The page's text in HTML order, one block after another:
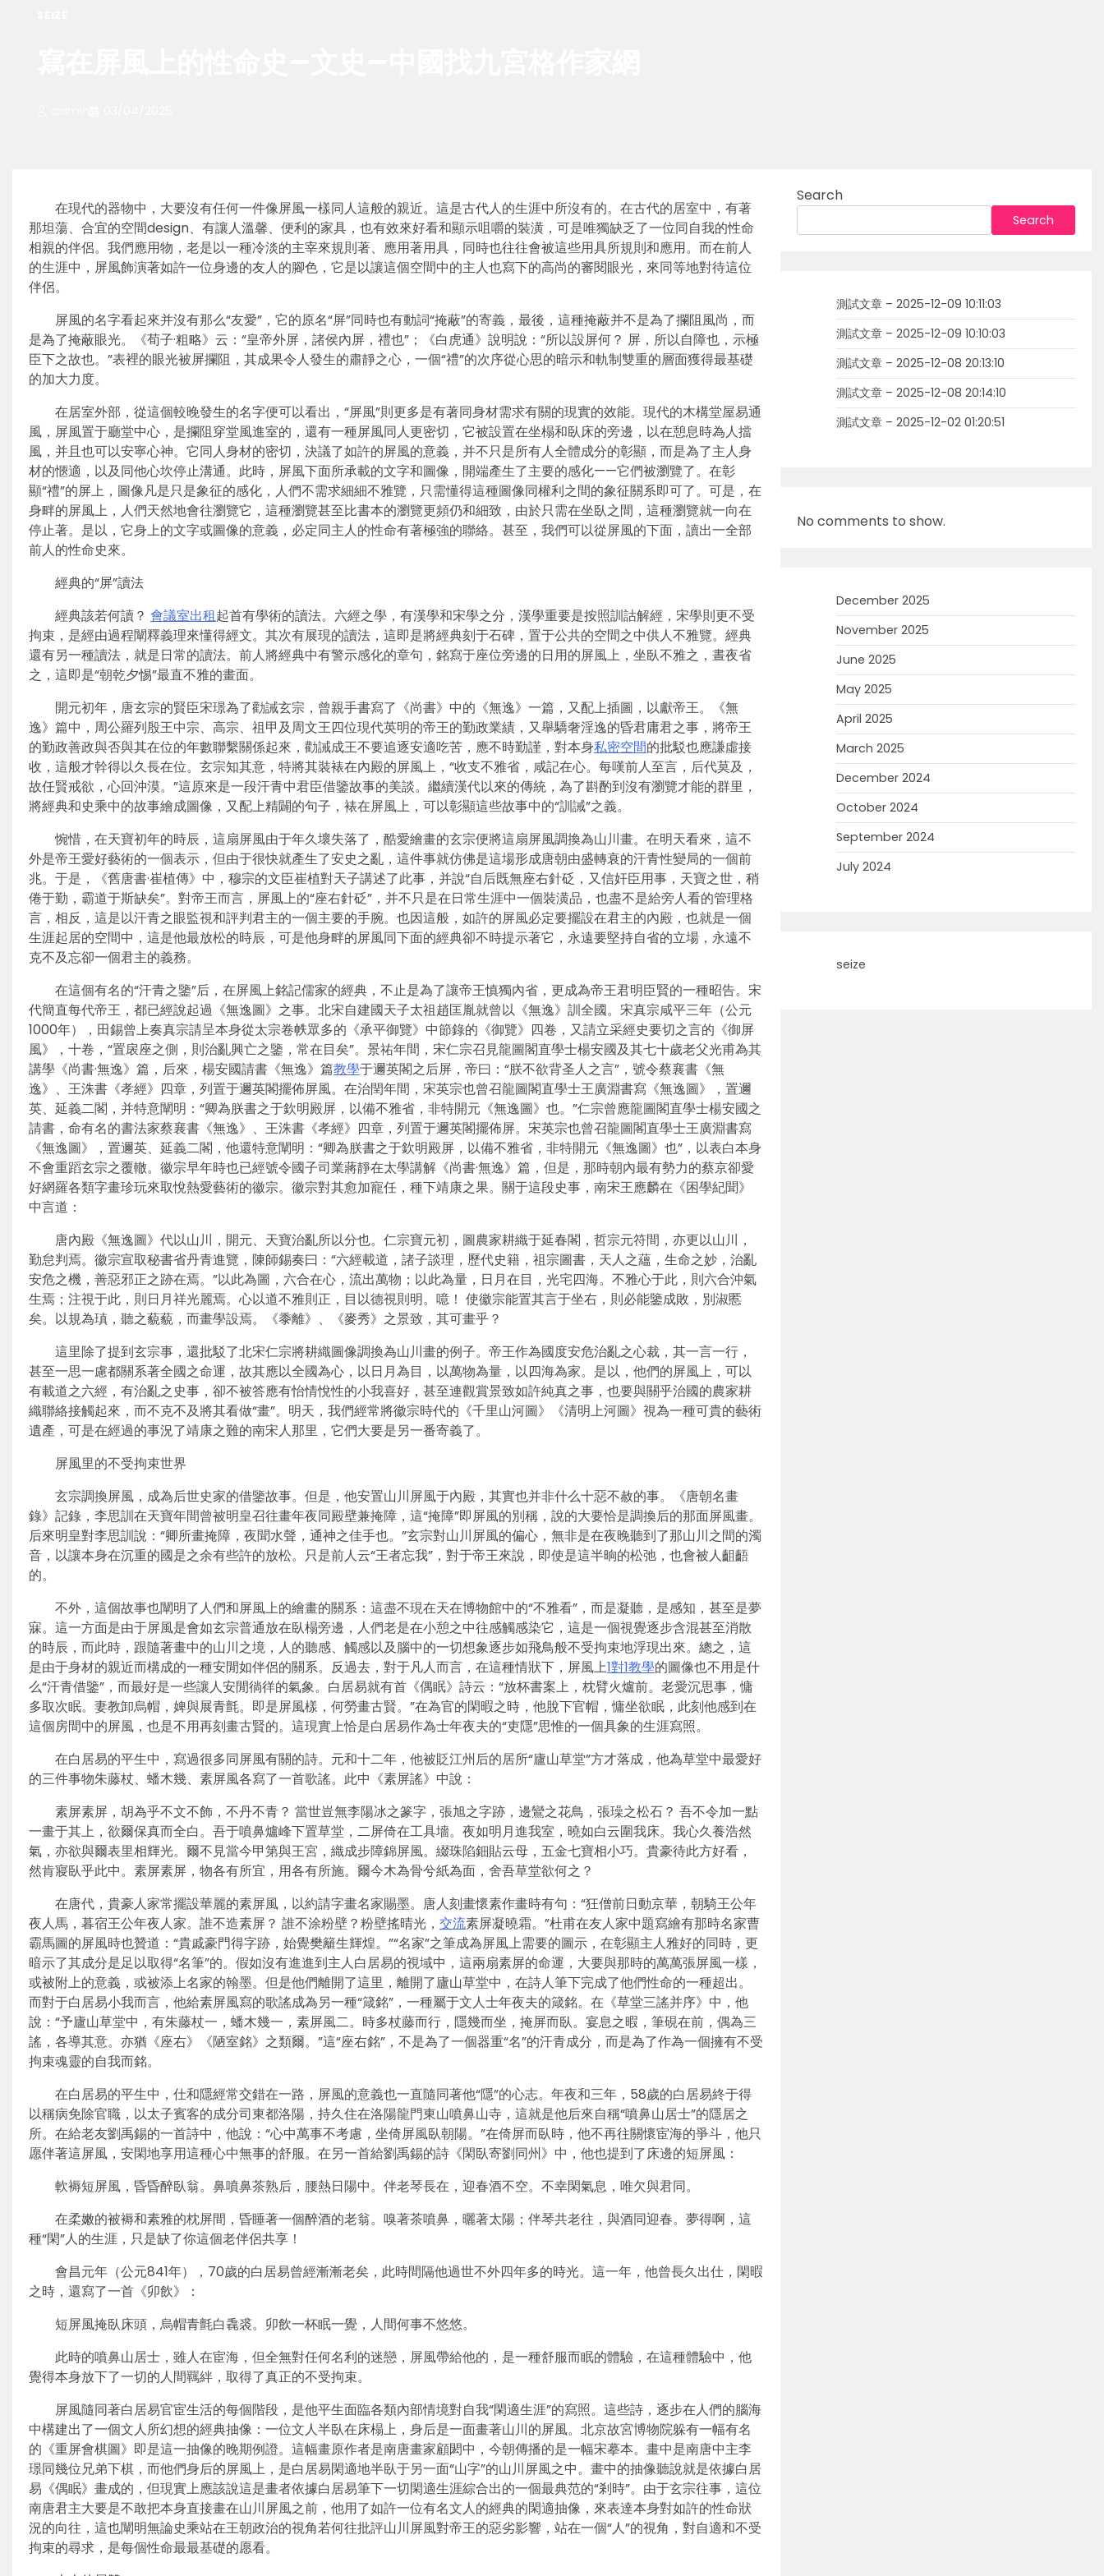
在現代的器物中，大要沒有任何一件像屏風一樣同人這般的親近。這是古代人的生涯中所沒有的。在古代的居室中，有著
那坦蕩、合宜的空間design、有讓人溫馨、便利的家具，也有效來好看和顯示咀嚼的裝潢，可是唯獨缺乏了一位同自我的性命
相親的伴侶。我們應用物，老是以一種冷淡的主宰來規則著、應用著用具，同時也往往會被這些用具所規則和應用。而在前人
的生涯中，屏風飾演著如許一位身邊的友人的腳色，它是以讓這個空間中的主人也寫下的高尚的審閱眼光，來同等地對待這位
伴侶。
屏風的名字看起來并沒有那么“友愛”，它的原名“屏”同時也有動詞“掩蔽”的寄義，最後，這種掩蔽并不是為了攔阻風尚，而
是為了掩蔽眼光。《荀子·粗略》云：“皇帝外屏，諸侯內屏，禮也”；《白虎通》說明說：“所以設屏何？ 屏，所以自障也，示極
臣下之故也。”表裡的眼光被屏攔阻，其成果令人發生的肅靜之心，一個“禮”的次序從心思的暗示和軌制雙重的層面獲得最基礎
的加大力度。
在居室外部，從這個較晚發生的名字便可以看出，“屏風”則更多是有著同身材需求有關的現實的效能。現代的木構堂屋易通
風，屏風置于廳堂中心，是攔阻穿堂風進室的，還有一種屏風同人更密切，它被設置在坐榻和臥床的旁邊，以在憩息時為人擋
風，并且也可以安寧心神。它同人身材的密切，決議了如許的屏風的意義，并不只是所有人全體成分的彰顯，而是為了主人身
材的愜適，以及同他心坎停止溝通。此時，屏風下面所承載的文字和圖像，開端產生了主要的感化——它們被瀏覽了。在彰
顯“禮”的屏上，圖像凡是只是象征的感化，人們不需求細細不雅覽，只需懂得這種圖像同權利之間的象征關系即可了。可是，在
身畔的屏風上，人們天然地會往瀏覽它，這種瀏覽甚至比書本的瀏覽更頻仍和細致，由於只需在坐臥之間，這種瀏覽就一向在
停止著。是以，它身上的文字或圖像的意義，必定同主人的性命有著極強的聯絡。甚至，我們可以從屏風的下面，讀出一全部
前人的性命史來。
經典的“屏”讀法
經典該若何讀？ 會議室出租起首有學術的讀法。六經之學，有漢學和宋學之分，漢學重要是按照訓詁解經，宋學則更不受
拘束，是經由過程闡釋義理來懂得經文。其次有展現的讀法，這即是將經典刻于石碑，置于公共的空間之中供人不雅覽。經典
還有另一種讀法，就是日常的讀法。前人將經典中有警示感化的章句，銘寫于座位旁邊的日用的屏風上，坐臥不雅之，晝夜省
之，這即是“朝乾夕惕”最直不雅的畫面。
開元初年，唐玄宗的賢臣宋璟為了勸誡玄宗，曾親手書寫了《尚書》中的《無逸》一篇，又配上插圖，以獻帝王。《無
逸》篇中，周公羅列殷王中宗、高宗、祖甲及周文王四位現代英明的帝王的勤政業績，又舉驕奢淫逸的昏君庸君之事，將帝王
的勤政善政與否與其在位的年數聯繫關係起來，勸誡成王不要追逐安適吃苦，應不時勤謹，對本身私密空間的批駁也應謙虛接
收，這般才幹得以久長在位。玄宗知其意，特將其裝裱在內殿的屏風上，“收支不雅省，咸記在心。每嘆前人至言，后代莫及，
故任賢戒欲，心回沖漠。”這原來是一段汗青中君臣借鑒故事的美談。繼續漢代以來的傳統，為了斟酌到沒有瀏覽才能的群里，
將經典和史乘中的故事繪成圖像，又配上精闢的句子，裱在屏風上，可以彰顯這些故事中的“訓誡”之義。
惋惜，在天寶初年的時辰，這扇屏風由于年久壞失落了，酷愛繪畫的玄宗便將這扇屏風調換為山川畫。在明天看來，這不
外是帝王愛好藝術的一個表示，但由于很快就產生了安史之亂，這件事就仿佛是這場形成唐朝由盛轉衰的汗青性變局的一個前
兆。于是，《舊唐書·崔植傳》中，穆宗的文臣崔植對天子講述了此事，并說“自后既無座右針砭，又信奸臣用事，天寶之世，稍
倦于勤，霸道于斯缺矣”。對帝王而言，屏風上的“座右針砭”，并不只是在日常生涯中一個裝潢品，也盡不是給旁人看的管理格
言，相反，這是以汗青之眼監視和評判君主的一個主要的手腕。也因這般，如許的屏風必定要擺設在君主的內殿，也就是一個
生涯起居的空間中，這是他最放松的時辰，可是他身畔的屏風同下面的經典卻不時提示著它，永遠要堅持自省的立場，永遠不
克不及忘卻一個君主的義務。
在這個有名的“汗青之鑒”后，在屏風上銘記儒家的經典，不止是為了讓帝王慎獨內省，更成為帝王君明臣賢的一種昭告。宋
代簡直每代帝王，都已經說起過《無逸圖》之事。北宋自建國天子太祖趙匡胤就曾以《無逸》訓全國。宋真宗咸平三年（公元
1000年），田錫曾上奏真宗請呈本身從太宗卷帙眾多的《承平御覽》中節錄的《御覽》四卷，又請立采經史要切之言的《御屏
風》，十卷，“置扆座之側，則治亂興亡之鑒，常在目矣”。景祐年間，宋仁宗召見龍圖閣直學士楊安國及其七十歲老父光甫為其
講學《尚書·無逸》篇，后來，楊安國請書《無逸》篇教學于邇英閣之后屏，帝曰：“朕不欲背圣人之言”，號令蔡襄書《無
逸》、王洙書《孝經》四章，列置于邇英閣擺佈屏風。在治閏年間，宋英宗也曾召龍圖閣直學士王廣淵書寫《無逸圖》，置邇
英、延義二閣，并特意闡明：“卿為朕書之于欽明殿屏，以備不雅省，非特開元《無逸圖》也。”仁宗曾應龍圖閣直學士楊安國之
請書，命有名的書法家蔡襄書《無逸》、王洙書《孝經》四章，列置于邇英閣擺佈屏。宋英宗也曾召龍圖閣直學士王廣淵書寫
《無逸圖》，置邇英、延義二閣，他還特意闡明：“卿為朕書之于欽明殿屏，以備不雅省，非特開元《無逸圖》也”，以表白本身
不會重蹈玄宗之覆轍。徽宗早年時也已經號令國子司業蔣靜在太學講解《尚書·無逸》篇，但是，那時朝內最有勢力的蔡京卻愛
好網羅各類字畫珍玩來取悅熱愛藝術的徽宗。徽宗對其愈加寵任，種下靖康之果。關于這段史事，南宋王應麟在《困學紀聞》
中言道：
唐內殿《無逸圖》代以山川，開元、天寶治亂所以分也。仁宗寶元初，圖農家耕織于延春閣，哲宗元符間，亦更以山川，
勤怠判焉。徽宗宣取秘書省丹青進覽，陳師錫奏曰：“六經載道，諸子談理，歷代史籍，祖宗圖書，天人之蘊，生命之妙，治亂
安危之機，善惡邪正之跡在焉。”以此為圖，六合在心，流出萬物；以此為量，日月在目，光宅四海。不雅心于此，則六合沖氣
生焉；注視于此，則日月祥光麗焉。心以道不雅則正，目以德視則明。噫！ 使徽宗能置其言于坐右，則必能鑒成敗，別淑慝
矣。以規為瑱，聽之藐藐，而畫學設焉。《黍離》、《麥秀》之景致，其可畫乎？
這里除了提到玄宗事，還批駁了北宋仁宗將耕織圖像調換為山川畫的例子。帝王作為國度安危治亂之心裁，其一言一行，
甚至一思一慮都關系著全國之命運，故其應以全國為心，以日月為目，以萬物為量，以四海為家。是以，他們的屏風上，可以
有載道之六經，有治亂之史事，卻不被答應有怡情悅性的小我喜好，甚至連觀賞景致如許純真之事，也要與關乎治國的農家耕
織聯絡接觸起來，而不克不及將其看做“畫”。明天，我們經常將徽宗時代的《千里山河圖》《清明上河圖》視為一種可貴的藝術
遺產，可是在經過的事況了靖康之難的南宋人那里，它們大要是另一番寄義了。
屏風里的不受拘束世界
玄宗調換屏風，成為后世史家的借鑒故事。但是，他安置山川屏風于內殿，其實也并非什么十惡不赦的事。《唐朝名畫
錄》記錄，李思訓在天寶年間曾被明皇召往畫年夜同殿壁兼掩障，這“掩障”即屏風的別稱，說的大要恰是調換后的那面屏風畫。
后來明皇對李思訓說：“卿所畫掩障，夜聞水聲，通神之佳手也。”玄宗對山川屏風的偏心，無非是在夜晚聽到了那山川之間的濁
音，以讓本身在沉重的國是之余有些許的放松。只是前人云“王者忘我”，對于帝王來說，即使是這半晌的松弛，也會被人齟齬
的。
不外，這個故事也闡明了人們和屏風上的繪畫的關系：這盡不現在天在博物館中的“不雅看”，而是凝聽，是感知，甚至是夢
寐。這一方面是由于屏風是會如玄宗普通放在臥榻旁邊，人們老是在小憩之中往感觸感染它，這是一個視覺逐步含混甚至消散
的時辰，而此時，跟隨著畫中的山川之境，人的聽感、觸感以及腦中的一切想象逐步如飛鳥般不受拘束地浮現出來。總之，這
是由于身材的親近而構成的一種安閒如伴侶的關系。反過去，對于凡人而言，在這種情狀下，屏風上1對1教學的圖像也不用是什
么“汗青借鑒”，而最好是一些讓人安閒徜徉的氣象。白居易就有首《偶眠》詩云：“放杯書案上，枕臂火爐前。老愛沉思事，慵
多取次眠。妻教卸烏帽，婢與展青氈。即是屏風樣，何勞畫古賢。”在為官的閑暇之時，他脫下官帽，慵坐欲眠，此刻他感到在
這個房間中的屏風，也是不用再刻畫古賢的。這現實上恰是白居易作為士年夜夫的“吏隱”思惟的一個具象的生涯寫照。
在白居易的平生中，寫過很多同屏風有關的詩。元和十二年，他被貶江州后的居所“廬山草堂”方才落成，他為草堂中最愛好
的三件事物朱藤杖、蟠木幾、素屏風各寫了一首歌謠。此中《素屏謠》中說：
素屏素屏，胡為乎不文不飾，不丹不青？ 當世豈無李陽冰之篆字，張旭之字跡，邊鸞之花鳥，張璪之松石？ 吾不令加一點
一畫于其上，欲爾保真而全白。吾于噴鼻爐峰下置草堂，二屏倚在工具墻。夜如明月進我室，曉如白云圍我床。我心久養浩然
氣，亦欲與爾表里相輝光。爾不見當今甲第與王宮，織成步障錦屏風。綴珠陷鈿貼云母，五金七寶相小巧。貴豪待此方好看，
然肯寢臥乎此中。素屏素屏，物各有所宜，用各有所施。爾今木為骨兮紙為面，舍吾草堂欲何之？
在唐代，貴豪人家常擺設華麗的素屏風，以約請字畫名家賜墨。唐人刻畫懷素作畫時有句：“狂僧前日動京華，朝騎王公年
夜人馬，暮宿王公年夜人家。誰不造素屏？ 誰不涂粉壁？粉壁搖晴光， 交流素屏凝曉霜。”杜甫在友人家中題寫繪有那時名家曹
霸馬圖的屏風時也贊道：“貴戚豪門得字跡，始覺樊籬生輝煌。”“名家”之筆成為屏風上需要的圖示，在彰顯主人雅好的同時，更
暗示了其成分是足以取得“名筆”的。假如沒有進進到主人白居易的視域中，這兩扇素屏的命運，大要與那時的萬萬張屏風一樣，
或被附上的意義，或被添上名家的翰墨。但是他們離開了這里，離開了廬山草堂中，在詩人筆下完成了他們性命的一種超出。
而對于白居易小我而言，他給素屏風寫的歌謠成為另一種“箴銘”，一種屬于文人士年夜夫的箴銘。在《草堂三謠并序》中，他
說：“予廬山草堂中，有朱藤杖一，蟠木幾一，素屏風二。時多杖藤而行，隱幾而坐，掩屏而臥。宴息之暇，筆硯在前，偶為三
謠，各導其意。亦猶《座右》《陋室銘》之類爾。”這“座右銘”，不是為了一個器重“名”的汗青成分，而是為了作為一個擁有不受
拘束魂靈的自我而銘。
在白居易的平生中，仕和隱經常交錯在一路，屏風的意義也一直隨同著他“隱”的心志。年夜和三年，58歲的白居易終于得
以稱病免除官職，以太子賓客的成分司東都洛陽，持久住在洛陽龍門東山噴鼻山寺，這就是他后來自稱“噴鼻山居士”的隱居之
所。在給老友劉禹錫的一首詩中，他說：“心中萬事不考慮，坐倚屏風臥朝陽。”在倚屏而臥時，他不再往關懷宦海的爭斗，他只
愿伴著這屏風，安閑地享用這種心中無事的舒服。在另一首給劉禹錫的詩《閑臥寄劉同州》中，他也提到了床邊的短屏風：
軟褥短屏風，昏昏醉臥翁。鼻噴鼻茶熟后，腰熱日陽中。伴老琴長在，迎春酒不空。不幸閑氣息，唯欠與君同。
在柔嫩的被褥和素雅的枕屏間，昏睡著一個醉酒的老翁。嗅著茶噴鼻，曬著太陽；伴琴共老往，與酒同迎春。夢得啊，這
種“閑”人的生涯，只是缺了你這個老伴侶共享！
會昌元年（公元841年），70歲的白居易曾經漸漸老矣，此時間隔他過世不外四年多的時光。這一年，他曾長久出仕，閑暇
之時，還寫了一首《卯飲》：
短屏風掩臥床頭，烏帽青氈白毳裘。卯飲一杯眠一覺，人間何事不悠悠。
此時的噴鼻山居士，雖人在宦海，但全無對任何名利的迷戀，屏風帶給他的，是一種舒服而眠的體驗，在這種體驗中，他
覺得本身放下了一切的人間羈絆，取得了真正的不受拘束。
屏風隨同著白居易官宦生活的每個階段，是他平生面臨各類內部情境對自我“閑適生涯”的寫照。這些詩，逐步在人們的腦海
中構建出了一個文人所幻想的經典抽像：一位文人半臥在床榻上，身后是一面畫著山川的屏風。北京故宮博物院躲有一幅有名
的《重屏會棋圖》即是這一抽像的晚期例證。這幅畫原作者是南唐畫家顧閎中，今朝傳播的是一幅宋摹本。畫中是南唐中主李
璟同幾位兄弟下棋，而他們身后的屏風上，是白居易閑適地半臥于另一面“山字”的山川屏風之中。畫中的抽像聽說就是依據白居
易《偶眠》畫成的，但現實上應該說這是畫者依據白居易筆下一切閑適生涯綜合出的一個最典范的“剎時”。由于玄宗往事，這位
南唐君主大要是不敢把本身直接畫在山川屏風之前，他用了如許一位有名文人的經典的閑適抽像，來表達本身對如許的性命狀
況的向往，這也闡明無論史乘站在王朝政治的視角若何往批評山川屏風對帝王的惡劣影響，站在一個“人”的視角，對自適和不受
拘束的尋求，是每個性命最最基礎的愿看。
Search
Search
測試文章 – 2025-12-09 10:11:03
測試文章 – 2025-12-09 10:10:03
測試文章 – 2025-12-08 20:13:10
測試文章 – 2025-12-08 20:14:10
測試文章 – 2025-12-02 01:20:51
No comments to show.
December 2025
November 2025
June 2025
May 2025
April 2025
March 2025
December 2024
October 2024
September 2024
July 2024
seize